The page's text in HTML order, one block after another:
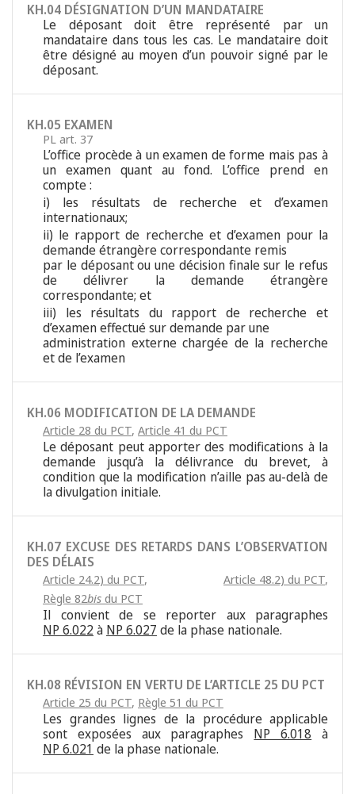
KH.04 DÉSIGNATION D’UN MANDATAIRE
Le déposant doit être représenté par un
mandataire dans tous les cas. Le mandataire doit
être désigné au moyen d’un pouvoir signé par le
déposant.
KH.05 EXAMEN
PL art. 37
L’office procède à un examen de forme mais pas à
un examen quant au fond. L’office prend en
compte :
i) les résultats de recherche et d’examen
internationaux;
ii) le rapport de recherche et d’examen pour la
demande étrangère correspondante remis
par le déposant ou une décision finale sur le refus
de délivrer la demande étrangère
correspondante; et
iii) les résultats du rapport de recherche et
d’examen effectué sur demande par une
administration externe chargée de la recherche
et de l’examen
KH.06 MODIFICATION DE LA DEMANDE
Article 28 du PCT, Article 41 du PCT
Le déposant peut apporter des modifications à la
demande jusqu’à la délivrance du brevet, à
condition que la modification n’aille pas au-delà de
la divulgation initiale.
KH.07 EXCUSE DES RETARDS DANS L’OBSERVATION
DES DÉLAIS
Article 24.2) du PCT, Article 48.2) du PCT,
Règle 82bis du PCT
Il convient de se reporter aux paragraphes
NP 6.022à NP 6.027 de la phase nationale.
KH.08 RÉVISION EN VERTU DE L’ARTICLE 25 DU PCT
Article 25 du PCT, Règle 51 du PCT
Les grandes lignes de la procédure applicable
sont exposées aux paragraphes NP 6.018 à
NP 6.021 de la phase nationale.